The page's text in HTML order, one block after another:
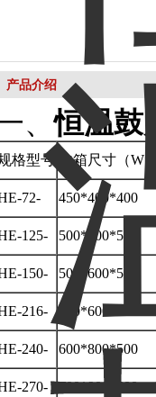
产品介绍
、恒温鼓
格型号 内箱尺寸（
72- 450*400*400
125- 500*500*500
150- 500*600*500
216- 600*600*600
240- 600*800*500
270- 600*900*500